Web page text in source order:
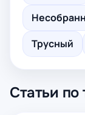
Трусный
Статьи по